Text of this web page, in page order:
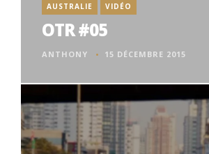
AUSTRALIE VIDÉO
OTR #05
ANTHONY 15 DÉCEMBRE 2015